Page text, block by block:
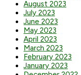
August 2023
July 2023
June 2023
May 2023
April 2023
March 2023
February 2023
January 2023